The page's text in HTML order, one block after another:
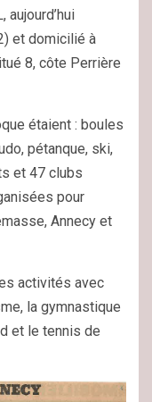
et domicilié à
8, côte Perrière
étaient : boules
pétanque, ski,
et 47 clubs
pour
Annecy et
activités avec
la gymnastique
et le tennis de